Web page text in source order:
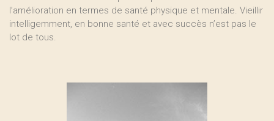
l’amélioration en termes de santé physique et mentale. Vieillir
intelligemment, en bonne santé et avec succès n’est pas le
lot de tous.